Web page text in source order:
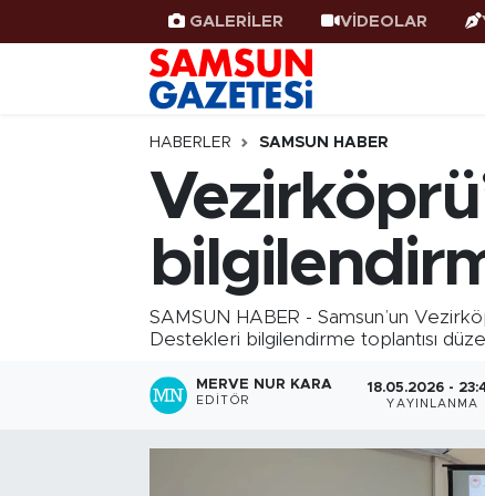
GALERİLER VİDEOLAR
HABERLER SAMSUN HABER
SAMSUN HABER - Samsun’un
Destekleri bilgilendirme toplantısı
MERVE NUR KARA
EDITÖR
18.05.2026 -
YAYINLANMA
Samsun Haber
Samsunspor
Samsun Rehberi
Resmi İlanlar
Samsun Nöbetçi Eczaneler
Samsun Hava Durumu
SAMSUN Namaz Vakitleri
Samsun Trafik Yoğunluk Haritası
Süper Lig Puan Durumu ve Fikstür